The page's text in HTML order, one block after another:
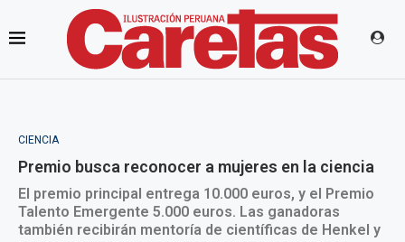
CIENCIA
Premio busca reconocer a mujeres en la ciencia
El premio principal entrega 10.000 euros, y el Premio
Talento Emergente 5.000 euros. Las ganadoras
también recibirán mentoría de científicas de Henkel y